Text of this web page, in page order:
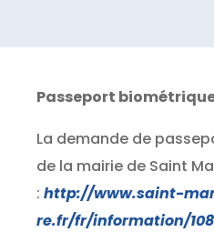
Passeport
La demande de
de la mairie de Saint
: http://www.saint-
re.fr/fr/information/